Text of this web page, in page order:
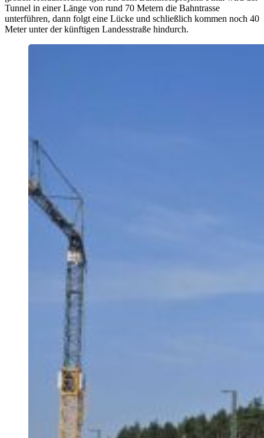
Tunnel in einer Länge von rund 70 Metern die Bahntrasse
unterführen, dann folgt eine Lücke und schließlich kommen noch 40
Meter unter der künftigen Landesstraße hindurch.